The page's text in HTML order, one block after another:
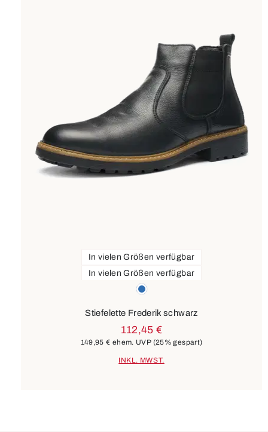
blau
In vielen Größen verfügbar
In vielen Größen verfügbar
Stiefelette Frederik schwarz
112,45 €
149,95 € ehem. UVP (25% gespart)
INKL. MWST.